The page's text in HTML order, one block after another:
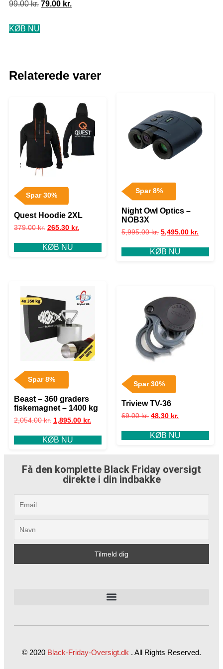
99.00kr. 79.00 kr.
KØB NU
Relaterede varer
Spar 30%
Quest Hoodie 2XL
379.00kr. 265.30 kr.
KØB NU
Spar 8%
Night Owl Optics –
NOB3X
5,995.00kr. 5,495.00 kr.
KØB NU
Spar 8%
Beast – 360 graders
fiskemagnet – 1400 kg
2,054.00kr. 1,895.00 kr.
KØB NU
Spar 30%
Triview TV-36
69.00kr. 48.30 kr.
KØB NU
Få den komplette Black Friday oversigt
direkte i din indbakke
© 2020 Black-Friday-Oversigt.dk . All Rights Reserved.